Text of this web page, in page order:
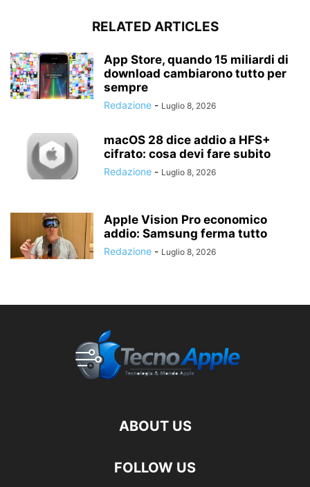
RELATED ARTICLES
App Store, quando 15 miliardi di
download cambiarono tutto per
sempre
Redazione - Luglio 8, 2026
macOS 28 dice addio a HFS+
cifrato: cosa devi fare subito
Redazione - Luglio 8, 2026
Apple Vision Pro economico
addio: Samsung ferma tutto
Redazione - Luglio 8, 2026
ABOUT US
FOLLOW US